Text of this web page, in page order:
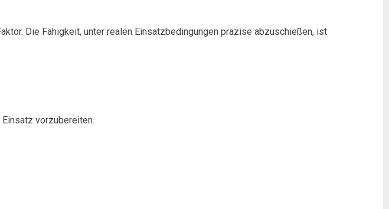
Die Fähigkeit, unter realen Einsatzbedingungen präzise abzuschießen, ist
vorzubereiten.